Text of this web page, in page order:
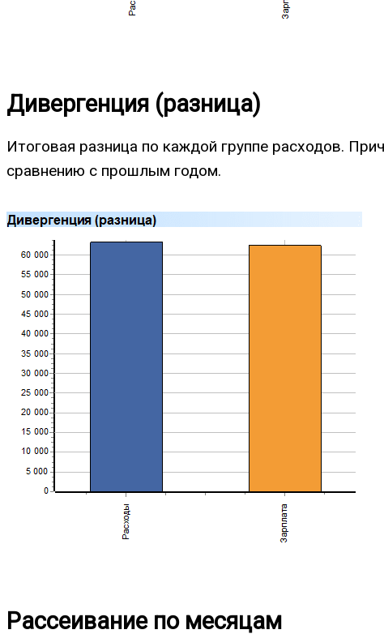
Дивергенция (разница)
Итоговая разница по каждой группе расходов.
сравнению с прошлым годом.
Рассеивание по месяцам